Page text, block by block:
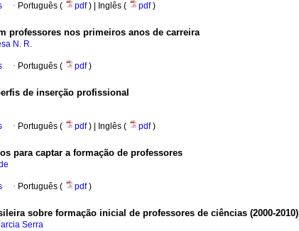
· Português ( pdf) | Inglês ( pdf)
professores nos primeiros anos de carreira
N. R.
· Português ( pdf)
de inserção profissional
· Português ( pdf) | Inglês ( pdf)
para captar a formação de professores
· Português ( pdf)
sobre formação inicial de professores de ciências (2000-2010)
Serra